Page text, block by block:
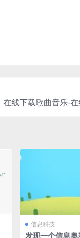
在线下载歌曲音乐-
信息科技
发现一个信息